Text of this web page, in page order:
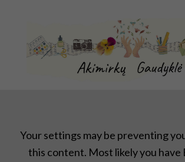
Your settings may be preventing
this content. Most likely you have